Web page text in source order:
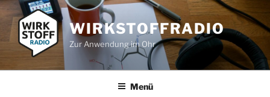
Zum
Inhalt
springen
WIRKSTOFFRADIO
Zur Anwendung im Ohr
Menü